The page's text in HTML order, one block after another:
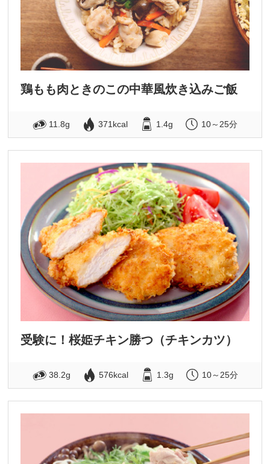
鶏もも肉ときのこの中華風炊き込みご飯
11.8g 371kcal 1.4g 10～25分
受験に！桜姫チキン勝つ（チキンカツ）
38.2g 576kcal 1.3g 10～25分